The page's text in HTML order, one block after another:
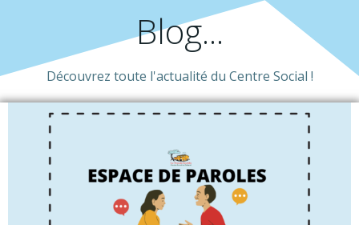
Blog...
Découvrez toute l'actualité du Centre Social !